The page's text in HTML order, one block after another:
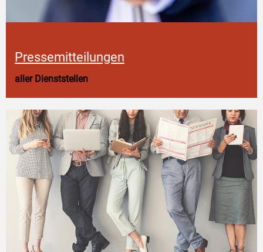
Pressemitteilungen
aller Dienststellen